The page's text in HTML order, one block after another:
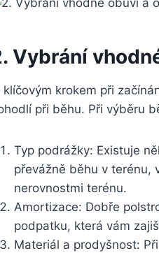
Vybrání
klíčovým krokem při
při běhu. Při výběru
Typ podrážky: Existuje
převážně běhu v terénu,
nerovnostmi terénu.
Amortizace: Dobře
podpatku, která vám
Materiál a prodyšnost: